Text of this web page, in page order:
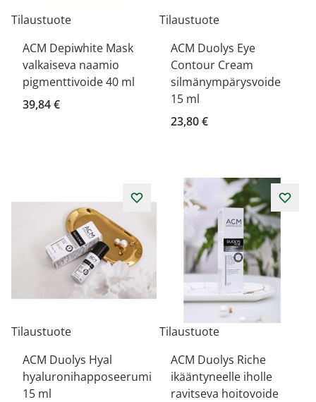
Tilaustuote
ACM Depiwhite Mask
valkaiseva naamio
pigmenttivoide 40 ml
39,84 €
Tilaustuote
ACM Duolys Eye
Contour Cream
silmänympärysvoide
15 ml
23,80 €
Tilaustuote
ACM Duolys Hyal
hyaluronihapposeerumi
15 ml
Tilaustuote
ACM Duolys Riche
ikääntyneelle iholle
ravitseva hoitovoide